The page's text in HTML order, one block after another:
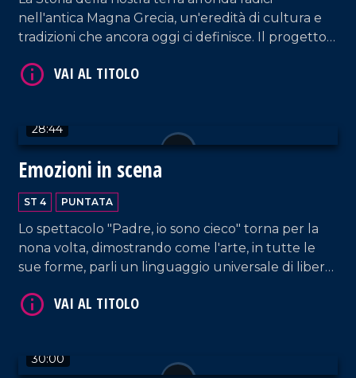
nell'antica Magna Grecia, un'eredità di cultura e
tradizioni che ancora oggi ci definisce. Il progetto
profondo, coinvolgendo tutte le scuole di Reggio
28:44
Emozioni in scena
ST 4 PUNTATA
Lo spettacolo "Padre, io sono cieco" torna per la
nona volta, dimostrando come l'arte, in tutte le
sue forme, parli un linguaggio universale di libertà
30:00
VAI AL TITOLO
VAI AL TITOLO